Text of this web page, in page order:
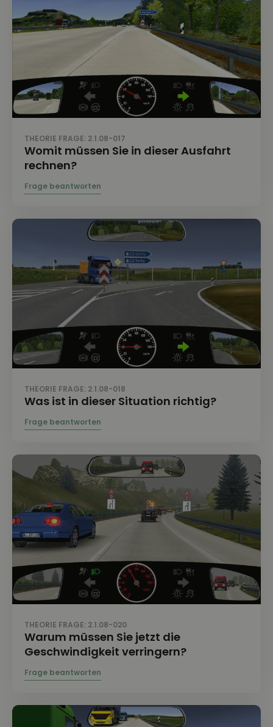
THEORIE FRAGE: 2.1.08-017
Womit müssen Sie in dieser Ausfahrt
rechnen?
THEORIE FRAGE: 2.1.08-018
Was ist in dieser Situation richtig?
THEORIE FRAGE: 2.1.08-020
Warum müssen Sie jetzt die
Geschwindigkeit verringern?